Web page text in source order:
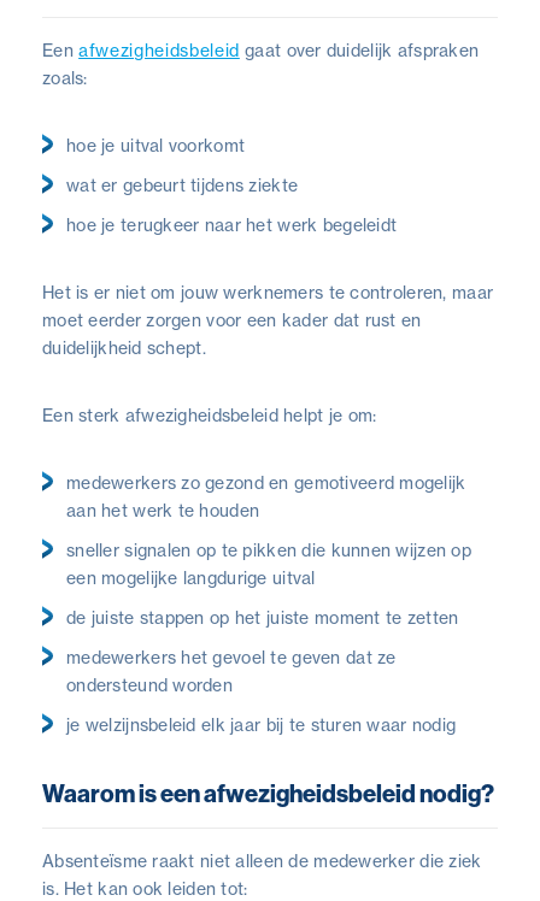
Eenafwezigheidsbeleid gaat over duidelijk afspraken
zoals:
hoe je uitval voorkomt
wat er gebeurt tijdens ziekte
hoe je terugkeer naar het werk begeleidt
Het is er niet om jouw werknemers te controleren, maar
moet eerder zorgen voor een kader dat rust en
duidelijkheid schept.
Een sterk afwezigheidsbeleid helpt je om:
medewerkers zo gezond en gemotiveerd mogelijk
aan het werk te houden
sneller signalen op te pikken die kunnen wijzen op
een mogelijke langdurige uitval
de juiste stappen op het juiste moment te zetten
medewerkers het gevoel te geven dat ze
ondersteund worden
je welzijnsbeleid elk jaar bij te sturen waar nodig
Waarom is een afwezigheidsbeleid nodig?
Absenteïsme raakt niet alleen de medewerker die ziek
is. Het kan ook leiden tot: